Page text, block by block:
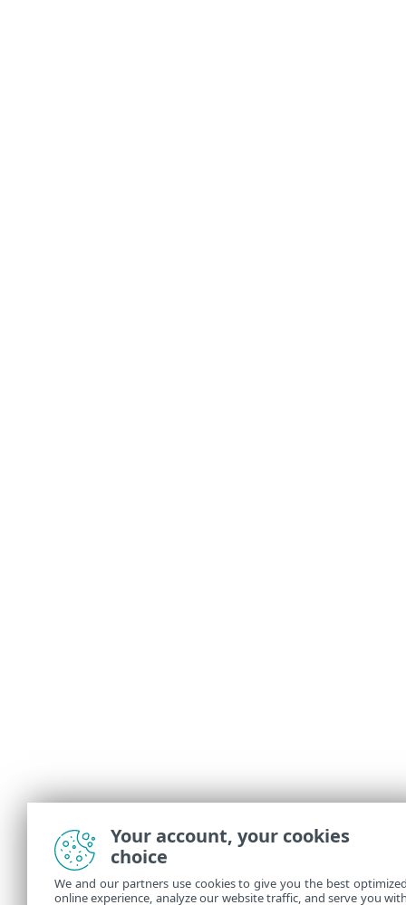
Your account, your cookies
choice
We and our partners use cookies to give you the best
online experience, analyze our website traffic, and serve you